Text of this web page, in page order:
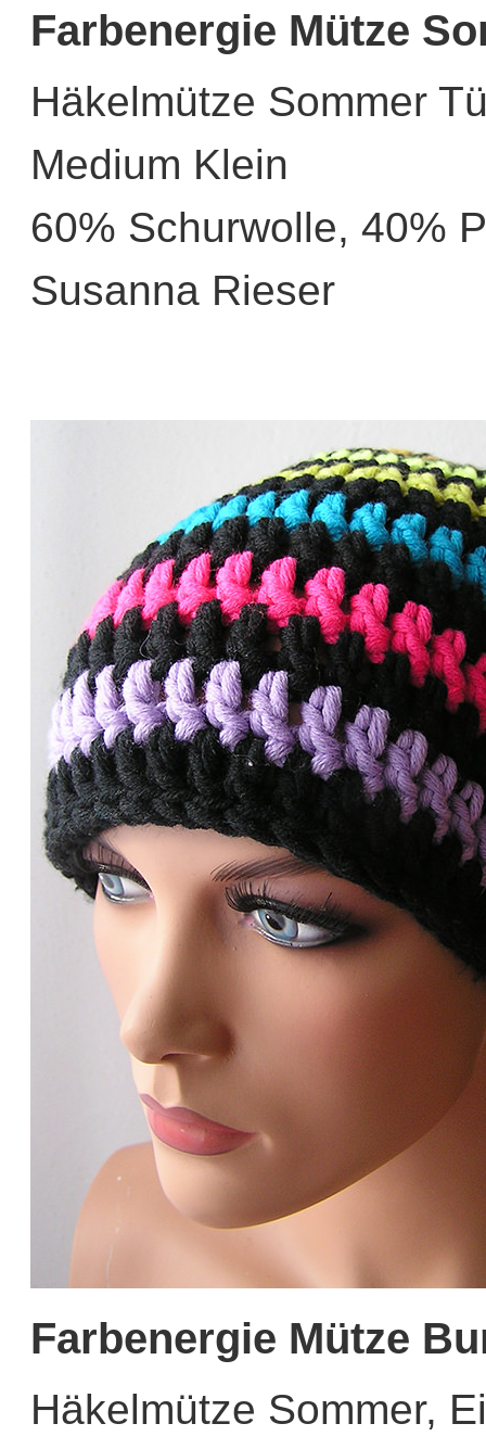
Farbenergie Mütze
Häkelmütze Sommer
Medium Klein
60% Schurwolle, 40%
Susanna Rieser
Farbenergie Mütze
Häkelmütze Sommer,